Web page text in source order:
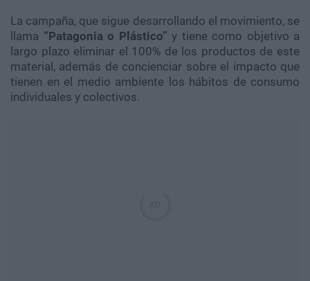
La campaña, que sigue desarrollando el movimiento, se
llama “Patagonia o Plástico” y tiene como objetivo a
largo plazo eliminar el 100% de los productos de este
material, además de concienciar sobre el impacto que
tienen en el medio ambiente los hábitos de consumo
individuales y colectivos.